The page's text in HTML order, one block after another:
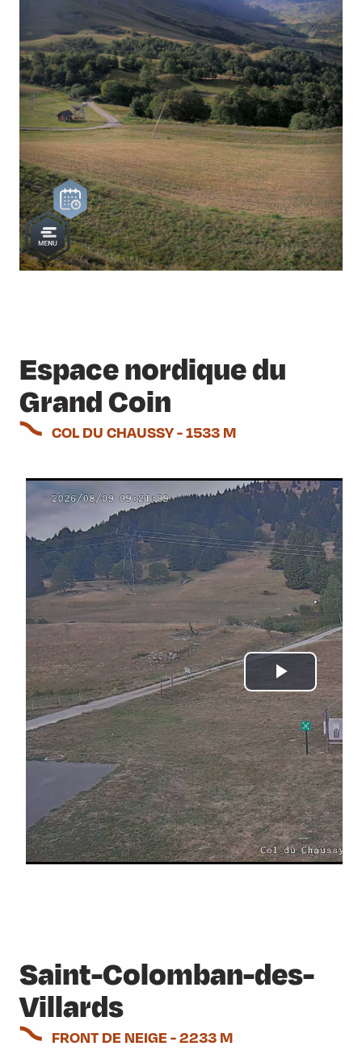
Espace nordique du
Grand Coin
COL DU CHAUSSY - 1533 M
Saint-Colomban-des-
Villards
FRONT DE NEIGE - 2233 M